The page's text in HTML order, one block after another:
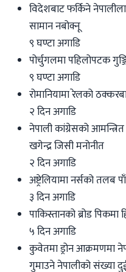
विदेशबाट फर्किने
सामान नबोक्नू
९ घण्टा अगाडि
पोर्चुगलमा पहिलोपटक
९ घण्टा अगाडि
रोमानियामा रेलको
२ दिन अगाडि
नेपाली कांग्रेसको
खगेन्द्र जिसी मनोनीत
२ दिन अगाडि
अष्ट्रेलियामा नर्सको तलब
३ दिन अगाडि
पाकिस्तानको ब्रोड
५ दिन अगाडि
कुवेतमा ड्रोन आक्रमणमा
गुमाउने नेपालीको संख्या